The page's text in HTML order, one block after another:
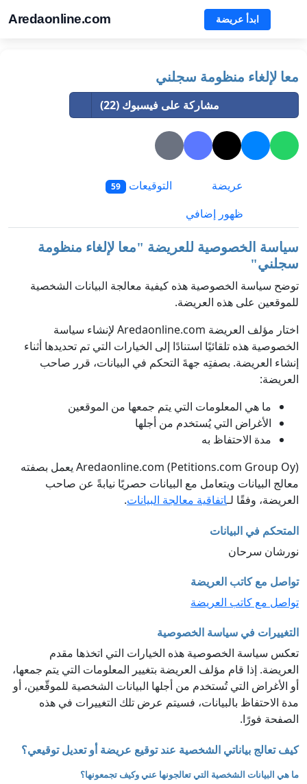
Aredaonline.com ابدأ عريضة
معا لإلغاء منظومة سجلني
مشاركة على فيسبوك (22)
عريضة التوقيعات 59
ظهور إضافي
سياسة الخصوصية للعريضة "معا لإلغاء منظومة
سجلني"
توضح سياسة الخصوصية هذه كيفية معالجة البيانات الشخصية
للموقعين على هذه العريضة.
اختار مؤلف العريضة Aredaonline.com لإنشاء سياسة
الخصوصية هذه تلقائيًا استنادًا إلى الخيارات التي تم تحديدها أثناء
إنشاء العريضة. بصفتِه جهةَ التحكم في البيانات، قرر صاحب
العريضة:
ما هي المعلومات التي يتم جمعها من الموقعين
الأغراض التي يُستخدم من أجلها
مدة الاحتفاظ به
Aredaonline.com (Petitions.com Group Oy) يعمل بصفته
معالج البيانات ويتعامل مع البيانات حصريًا نيابةً عن صاحب
العريضة، وفقًا لـاتفاقية معالجة البيانات.
المتحكم في البيانات
نورشان سرحان
تواصل مع كاتب العريضة
تواصل مع كاتب العريضة
التغييرات في سياسة الخصوصية
تعكس سياسة الخصوصية هذه الخيارات التي اتخذها مقدم
العريضة. إذا قام مؤلف العريضة بتغيير المعلومات التي يتم جمعها،
أو الأغراض التي تُستخدم من أجلها البيانات الشخصية للموقّعين، أو
مدة الاحتفاظ بالبيانات، فسيتم عرض تلك التغييرات في هذه
الصفحة فورًا.
كيف تعالج بياناتي الشخصية عند توقيع عريضة أو تعديل توقيعي؟
ما هي البيانات الشخصية التي تعالجونها عني وكيف تجمعونها؟